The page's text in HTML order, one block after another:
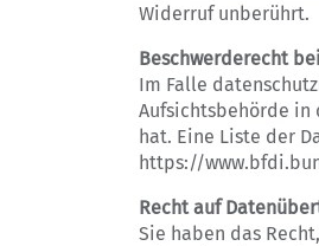
Widerruf unberührt.
Beschwerderecht
Im Falle
Aufsichtsbehörde in
hat. Eine Liste der
https://
Recht auf
Sie haben das